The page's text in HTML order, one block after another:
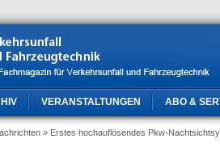
VERANSTALTUNGEN ABO &
» Erstes hochauflösendes Pkw-